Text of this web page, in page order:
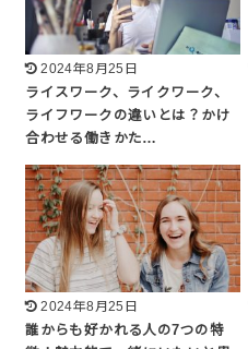
2024年8月25日
ライスワーク、ライクワーク、
ライフワークの違いとは？かけ
合わせる働きかた…
2024年8月25日
誰からも好かれる人の7つの特